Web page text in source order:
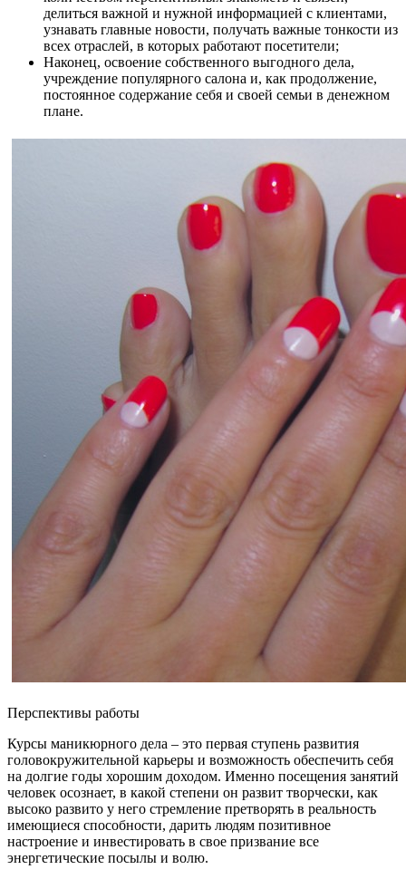
делиться важной и нужной информацией с клиентами,
узнавать главные новости, получать важные тонкости из
всех отраслей, в которых работают посетители;
Наконец, освоение собственного выгодного дела,
учреждение популярного салона и, как продолжение,
постоянное содержание себя и своей семьи в денежном
плане.
Перспективы работы
Курсы маникюрного дела – это первая ступень развития
головокружительной карьеры и возможность обеспечить себя
на долгие годы хорошим доходом. Именно посещения занятий
человек осознает, в какой степени он развит творчески, как
высоко развито у него стремление претворять в реальность
имеющиеся способности, дарить людям позитивное
настроение и инвестировать в свое призвание все
энергетические посылы и волю.